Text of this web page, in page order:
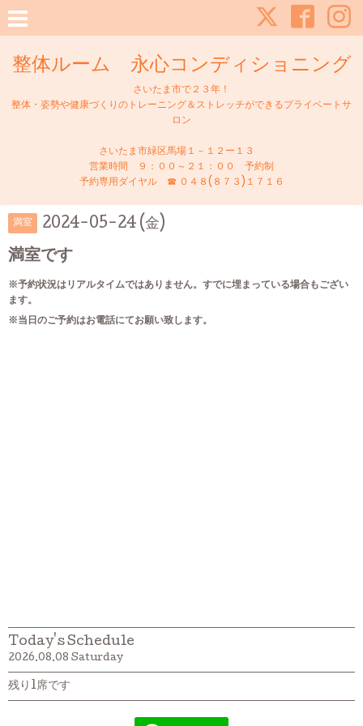
整体ルーム 永心コンディショニング
さいたま市で２３年！
整体・姿勢や健康づくりのトレーニング＆ストレッチができるプライベートサ
ロン
さいたま市緑区馬場１－１２ー１３
営業時間 ９：００～２１：００ 予約制
予約専用ダイヤル ☎ ０４８(８７３)１７１６
満室 2024-05-24 (金)
満室です
※予約状況はリアルタイムではありません。すでに埋まっている場合もござい
ます。
※当日のご予約はお電話にてお願い致します。
Today's Schedule
2026.08.08 Saturday
残り1席です